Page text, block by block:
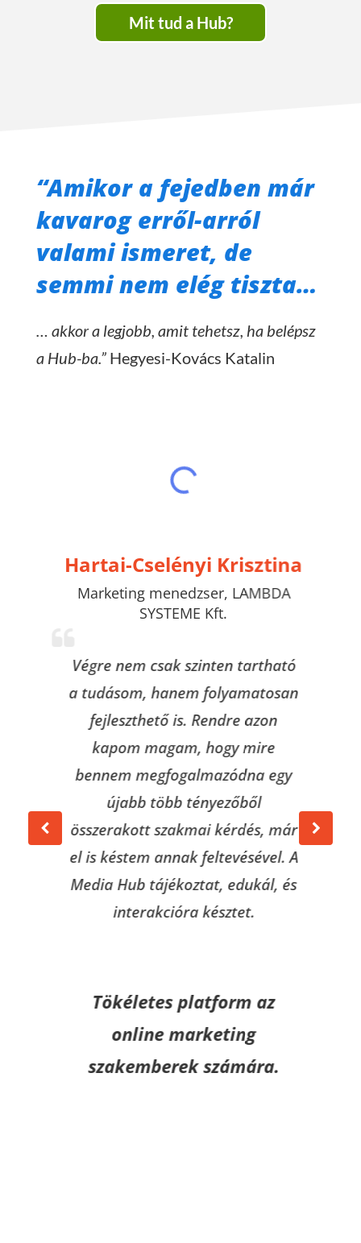
Mit tud a Hub?
“Amikor a fejedben már
kavarog erről-arról
valami ismeret, de
semmi nem elég tiszta…
… akkor a legjobb, amit tehetsz, ha belépsz
a Hub-ba.”Hegyesi-Kovács Katalin
Hartai-Cselényi Krisztina
Marketing menedzser, LAMBDA
SYSTEME Kft.
Végre nem csak szinten tartható
a tudásom, hanem folyamatosan
fejleszthető is. Rendre azon
kapom magam, hogy mire
bennem megfogalmazódna egy
újabb több tényezőből
összerakott szakmai kérdés, már
el is késtem annak feltevésével. A
Media Hub tájékoztat, edukál, és
interakcióra késztet.
Tökéletes platform az
online marketing
szakemberek számára.